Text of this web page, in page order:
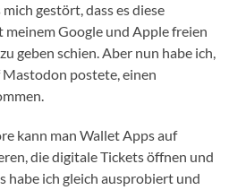
gestört, dass es diese
Google und Apple freien
geben schien. Aber nun habe ich,
Mastodon postete, einen
kann man Wallet Apps auf
die digitale Tickets öffnen und
habe ich gleich ausprobiert und